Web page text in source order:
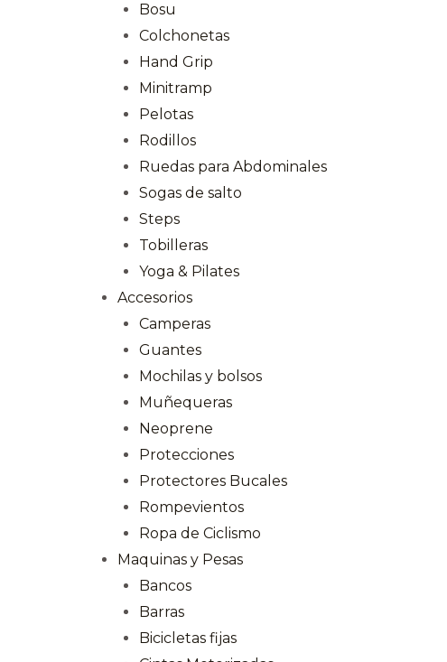
Bosu
Colchonetas
Hand Grip
Minitramp
Pelotas
Rodillos
Ruedas para Abdominales
Sogas de salto
Steps
Tobilleras
Yoga & Pilates
Accesorios
Camperas
Guantes
Mochilas y bolsos
Muñequeras
Neoprene
Protecciones
Protectores Bucales
Rompevientos
Ropa de Ciclismo
Maquinas y Pesas
Bancos
Barras
Bicicletas fijas